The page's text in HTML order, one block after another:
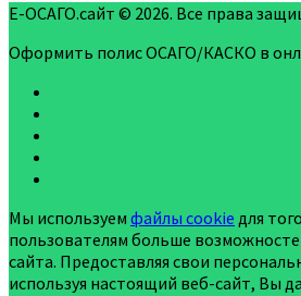
Е-ОСАГО.сайт © 2026. Все права
Оформить полис ОСАГО/КАСКО в
Мы используем файлы cookie для
пользователям больше
сайта. Предоставляя свои
используя настоящий веб-сайт, Вы